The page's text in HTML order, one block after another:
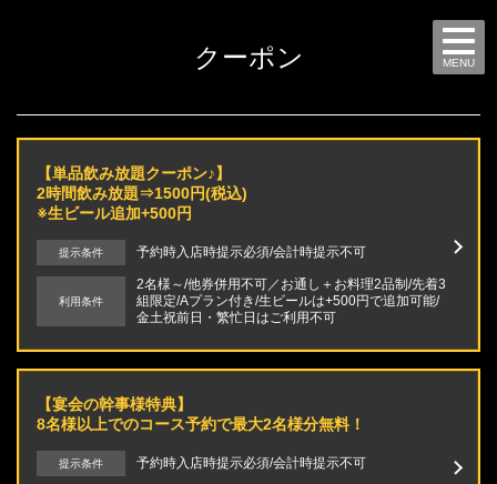
MENU
クーポン
【単品飲み放題クーポン♪】
2時間飲み放題⇒1500円(税込)
※生ビール追加+500円
提示条件 予約時入店時提示必須/会計時提示不可
利用条件
2名様～/他券併用不可／お通し＋お料理2品制/先着3
組限定/Aプラン付き/生ビールは+500円で追加可能/
金土祝前日・繁忙日はご利用不可
【宴会の幹事様特典】
8名様以上でのコース予約で最大2名様分無料！
提示条件 予約時入店時提示必須/会計時提示不可